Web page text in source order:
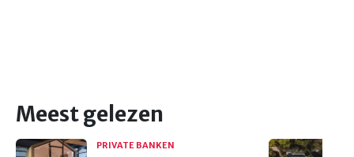
Meest gelezen
PRIVATE BANKEN